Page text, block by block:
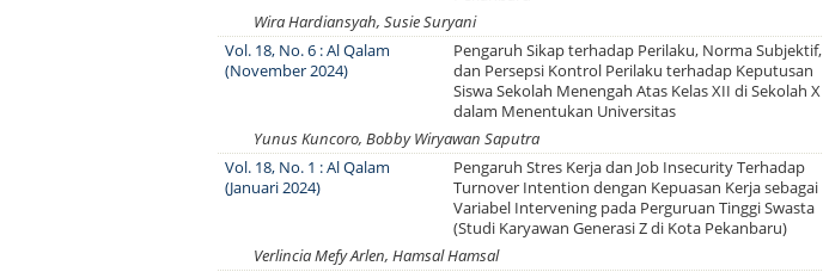
Wira Hardiansyah, Susie Suryani
Vol. 18, No. 6 : Al Qalam
(November 2024)
Pengaruh Sikap terhadap Perilaku, Norma Subjektif,
dan Persepsi Kontrol Perilaku terhadap Keputusan
Siswa Sekolah Menengah Atas Kelas XII di Sekolah X
dalam Menentukan Universitas
Yunus Kuncoro, Bobby Wiryawan Saputra
Vol. 18, No. 1 : Al Qalam
(Januari 2024)
Pengaruh Stres Kerja dan Job Insecurity Terhadap
Turnover Intention dengan Kepuasan Kerja sebagai
Variabel Intervening pada Perguruan Tinggi Swasta
(Studi Karyawan Generasi Z di Kota Pekanbaru)
Verlincia Mefy Arlen, Hamsal Hamsal